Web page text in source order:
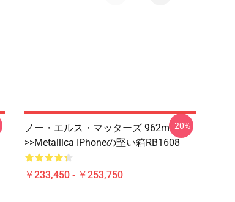
ノー・エルス・マッターズ 962m
>>metallica IPhoneの堅い箱RB1608
￥233,450 - ￥253,750
-20%